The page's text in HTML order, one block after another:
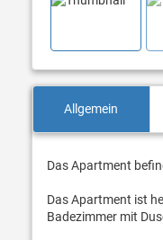
Allgemein
Das Apartment
Das Apartment ist
Badezimmer mit